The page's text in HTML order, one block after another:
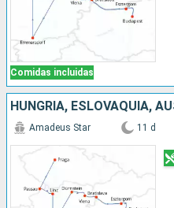
Comidas incluidas
Amadeus Star 11 d